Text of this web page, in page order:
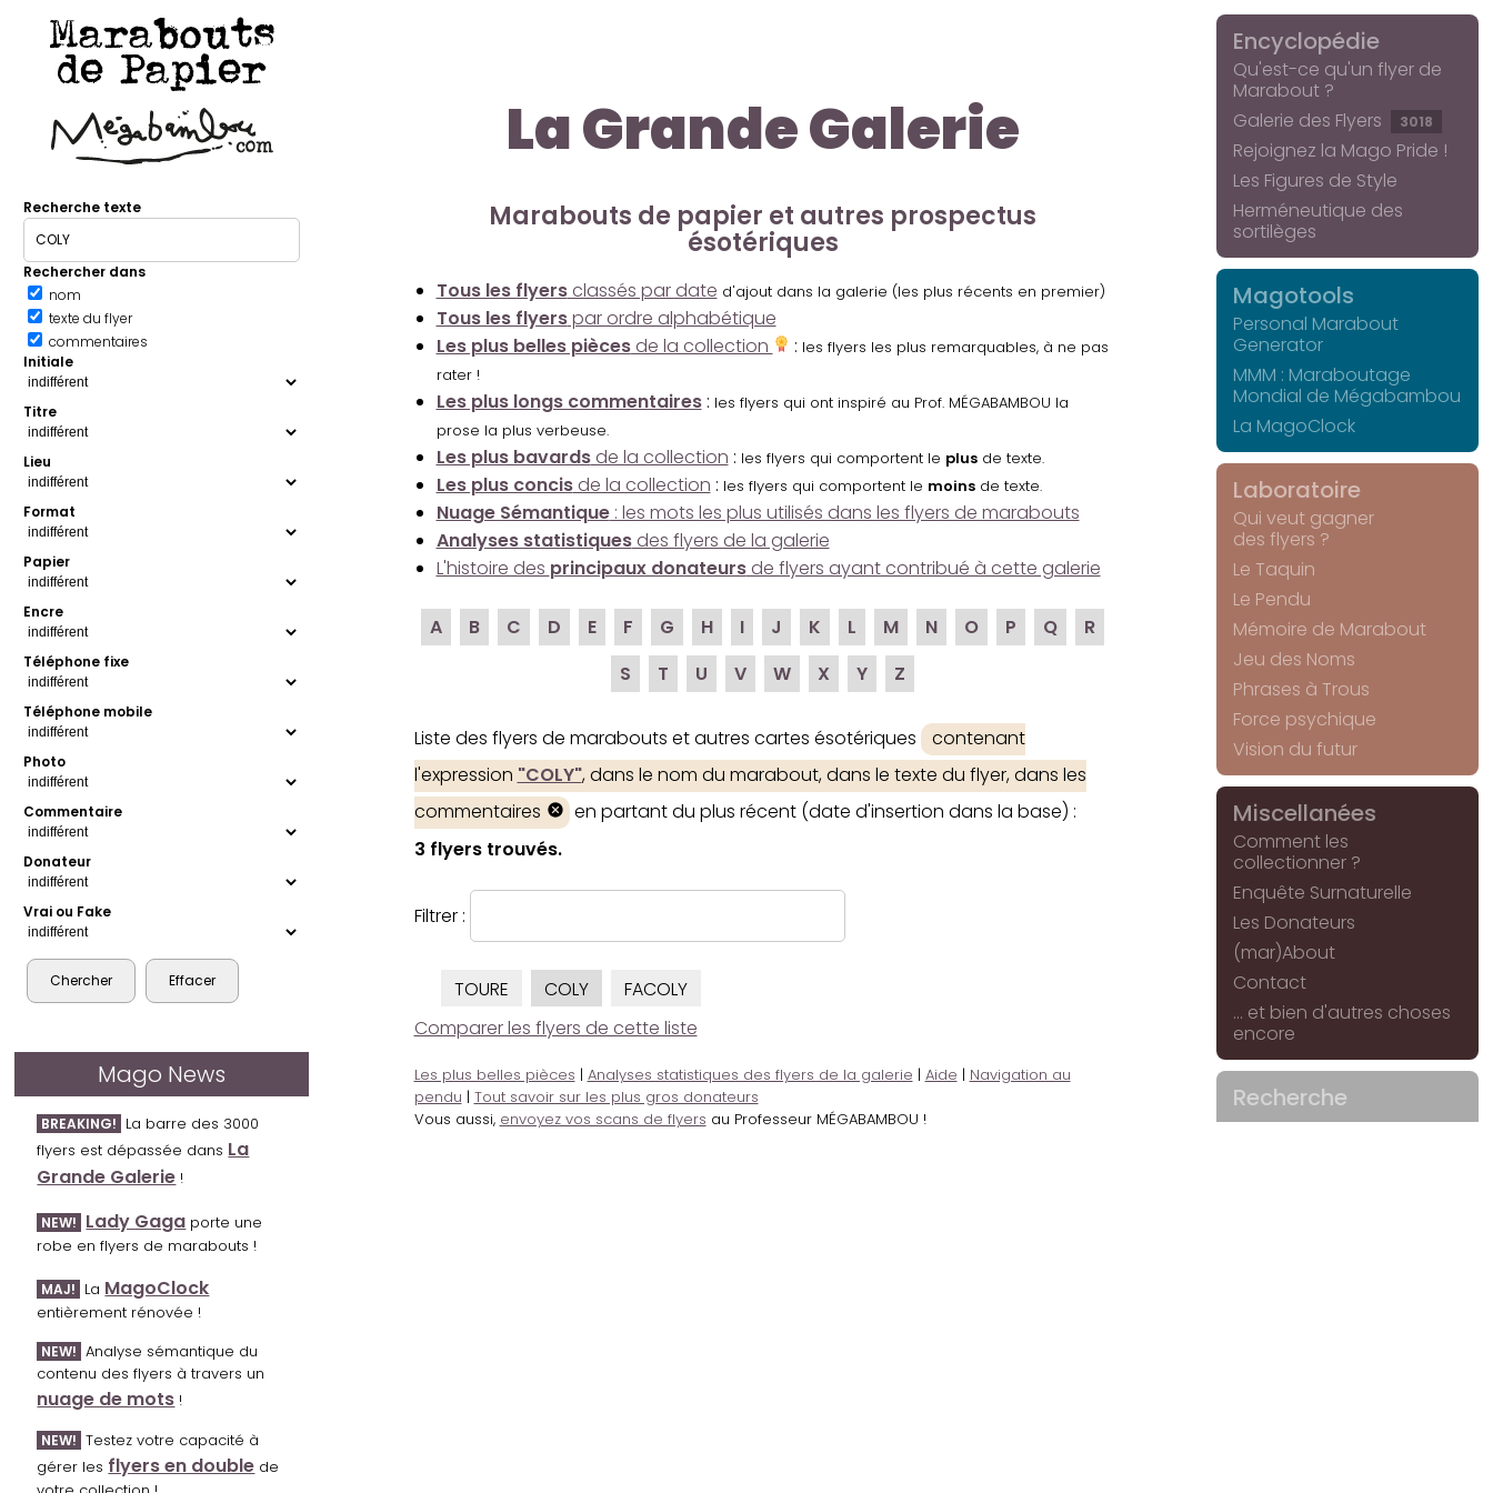
Marabouts
de Papier
Recherche texte
Rechercher dans
nom
texte du flyer
commentaires
Initiale
Titre
Lieu
Format
Papier
Encre
Téléphone fixe
Téléphone mobile
Photo
Commentaire
Donateur
Vrai ou Fake
Mago News
BREAKING! La barre des 3000
flyers est dépassée dans La
Grande Galerie !
NEW! Lady Gaga porte une
robe en flyers de marabouts !
MAJ! La MagoClock
entièrement rénovée !
NEW! Analyse sémantique du
contenu des flyers à travers un
nuage de mots !
NEW! Testez votre capacité à
gérer les flyers en double de
La Grande Galerie
Marabouts de papier et autres prospectus
ésotériques
Tous les flyersclassés par date d'ajout dans la galerie (les plus récents en premier)
Tous les flyerspar ordre alphabétique
Les plus belles piècesde la collection : les flyers les plus remarquables, à ne pas
rater !
Les plus longs commentaires: les flyers qui ont inspiré au Prof. MÉGABAMBOU la
prose la plus verbeuse.
Les plus bavardsde la collection : les flyers qui comportent le plusde texte.
Les plus concisde la collection : les flyers qui comportent le moinsde texte.
Nuage Sémantique: les mots les plus utilisés dans les flyers de marabouts
Analyses statistiquesdes flyers de la galerie
L'histoire des principaux donateursde flyers ayant contribué à cette galerie
A B C D E F G H I J K L M N O P Q
R
S
T U V W X Y Z
Liste des flyers de marabouts et autres cartes ésotériques
contenant
l'expression "COLY", dans le nom du marabout, dans le texte du flyer, dans les
commentaires
en partant du plus récent (date d'insertion dans la base) :
3 flyers trouvés.
Filtrer :
TOURE COLY
FACOLY
Comparer les flyers de cette liste
Les plus belles pièces | Analyses statistiques des flyers de la galerie | Aide | Navigation au
pendu | Tout savoir sur les plus gros donateurs
Vous aussi, envoyez vos scans de flyers au Professeur MÉGABAMBOU !
Encyclopédie
Qu'est-ce qu'un flyer de
Marabout ?
Galerie des Flyers
3018
Rejoignez la Mago Pride !
Les Figures de Style
Herméneutique des
sortilèges
Magotools
Personal Marabout
Generator
MMM : Maraboutage
Mondial de Mégabambou
La MagoClock
Laboratoire
Qui veut gagner
des flyers ?
Le Taquin
Le Pendu
Mémoire de Marabout
Jeu des Noms
Phrases à Trous
Force psychique
Vision du futur
Miscellanées
Comment les
collectionner ?
Enquête Surnaturelle
Les Donateurs
(mar)About
Contact
... et bien d'autres choses
encore
Recherche